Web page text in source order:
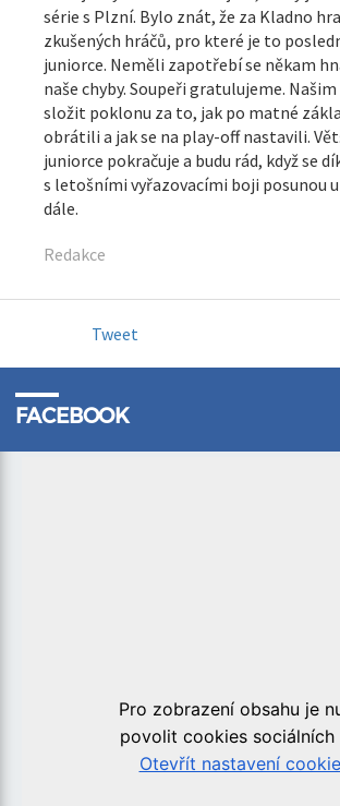
série s Plzní. Bylo znát, že za Kladno
zkušených hráčů, pro které je to
juniorce. Neměli zapotřebí se někam
naše chyby. Soupeři gratulujeme.
složit poklonu za to, jak po matné
obrátili a jak se na play-off nastavili.
juniorce pokračuje a budu rád, když se
s letošními vyřazovacími boji posunou
dále.
Redakce
Tweet
FACEBOOK